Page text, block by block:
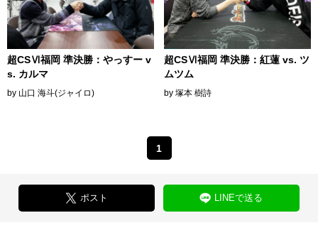
超CSⅥ福岡 準決勝：やっすー v
s. カルマ
by 山口 海斗(ジャイロ)
超CSⅥ福岡 準決勝：紅蓮 vs. ツ
ムツム
by 塚本 樹詩
1
ポスト LINEで送る